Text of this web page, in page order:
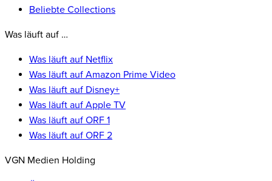
Beliebte Collections
Was läuft auf …
Was läuft auf Netflix
Was läuft auf Amazon Prime Video
Was läuft auf Disney+
Was läuft auf Apple TV
Was läuft auf ORF 1
Was läuft auf ORF 2
VGN Medien Holding